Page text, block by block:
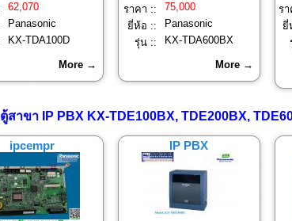
62,070
Panasonic
KX-TDA100D
More →
ราคา ::
75,000
ยี่ห้อ ::
Panasonic
รุ่น ::
KX-TDA600BX
More →
ร
ยี่
ตู้สาขา IP PBX KX-TDE100BX, TDE200BX,
ipcempr IP PBX